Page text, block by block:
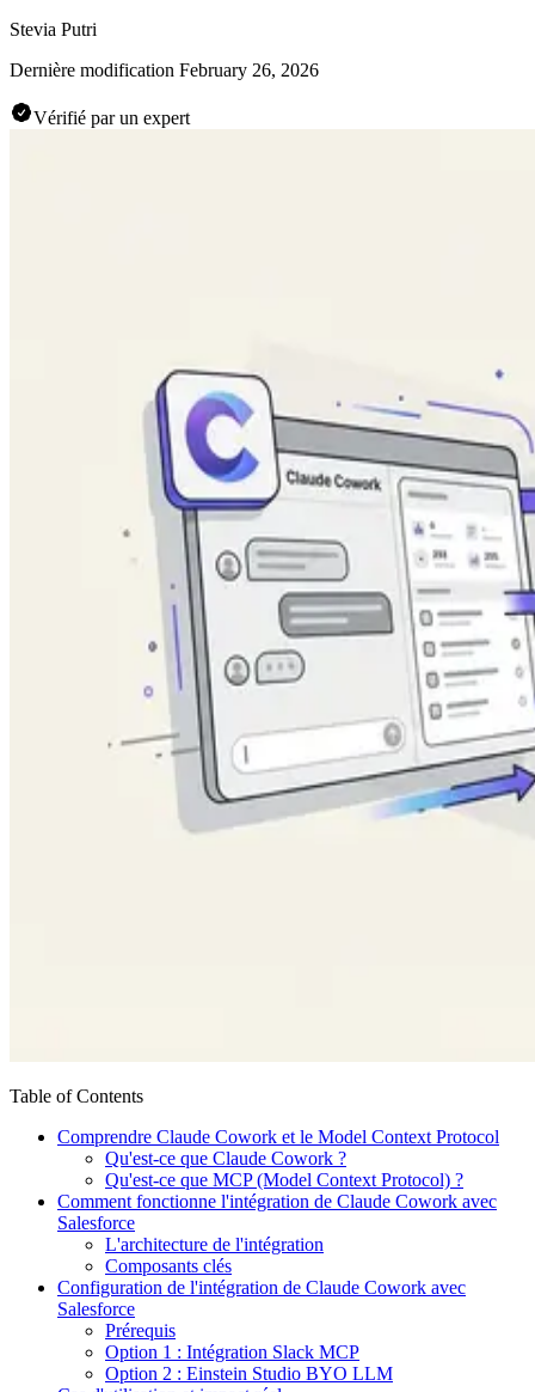
Stevia Putri
Dernière modification February 26, 2026
Vérifié par un expert
Table of Contents
Comprendre Claude Cowork et le Model Context Protocol
Qu'est-ce que Claude Cowork ?
Qu'est-ce que MCP (Model Context Protocol) ?
Comment fonctionne l'intégration de Claude Cowork avec
Salesforce
L'architecture de l'intégration
Composants clés
Configuration de l'intégration de Claude Cowork avec
Salesforce
Prérequis
Option 1 : Intégration Slack MCP
Option 2 : Einstein Studio BYO LLM